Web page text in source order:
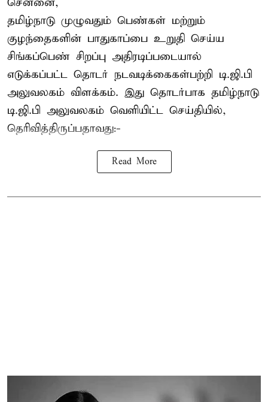
சென்னை,
தமிழ்நாடு முழுவதும் பெண்கள் மற்றும்
குழந்தைகளின் பாதுகாப்பை உறுதி செய்ய
சிங்கப்பெண் சிறப்பு அதிரடிப்படையால்
எடுக்கப்பட்ட தொடர் நடவடிக்கைகள்பற்றி டி.ஜி.பி
அலுவலகம் விளக்கம். இது தொடர்பாக தமிழ்நாடு
டி.ஜி.பி அலுவலகம் வெளியிட்ட செய்தியில்,
தெரிவித்திருப்பதாவது:-
Read More